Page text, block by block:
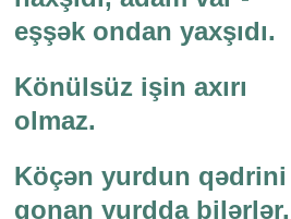
eşşək ondan yaxşıdı.
Könülsüz işin axırı
olmaz.
Köçən yurdun qədrini
qonan yurdda bilərlər.